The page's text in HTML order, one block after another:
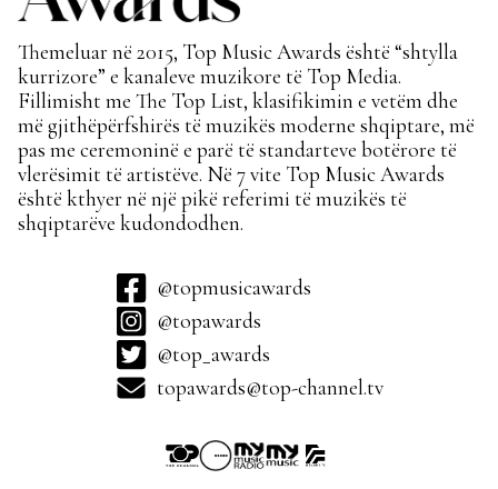
Themeluar në 2015, Top Music Awards është “shtylla
kurrizore” e kanaleve muzikore të Top Media.
Fillimisht me The Top List, klasifikimin e vetëm dhe
më gjithëpërfshirës të muzikës moderne shqiptare, më
pas me ceremoninë e parë të standarteve botërore të
vlerësimit të artistëve. Në 7 vite Top Music Awards
është kthyer në një pikë referimi të muzikës të
shqiptarëve kudondodhen.
@topmusicawards
@topawards
@top_awards
topawards@top-channel.tv